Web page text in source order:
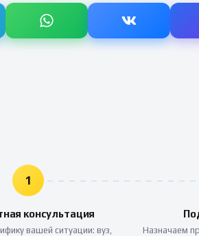
1
консультация
вашей ситуации: вуз,
Назначаем